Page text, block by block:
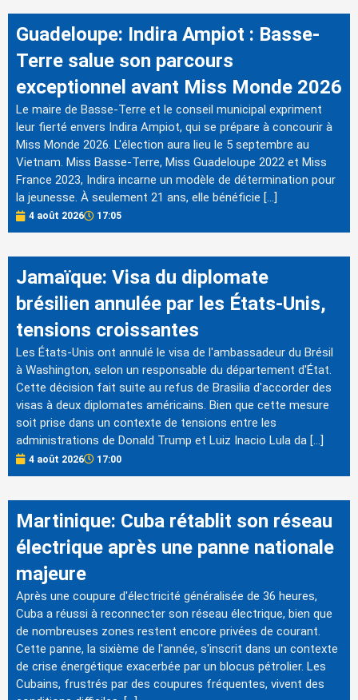
Guadeloupe: Indira Ampiot : Basse-
Terre salue son parcours
exceptionnel avant Miss Monde 2026
Le maire de Basse-Terre et le conseil municipal expriment
leur fierté envers Indira Ampiot, qui se prépare à concourir à
Miss Monde 2026. L'élection aura lieu le 5 septembre au
Vietnam. Miss Basse-Terre, Miss Guadeloupe 2022 et Miss
France 2023, Indira incarne un modèle de détermination pour
la jeunesse. À seulement 21 ans, elle bénéficie […]
4 août 2026 17:05
Jamaïque: Visa du diplomate
brésilien annulée par les États-Unis,
tensions croissantes
Les États-Unis ont annulé le visa de l'ambassadeur du Brésil
à Washington, selon un responsable du département d'État.
Cette décision fait suite au refus de Brasilia d'accorder des
visas à deux diplomates américains. Bien que cette mesure
soit prise dans un contexte de tensions entre les
administrations de Donald Trump et Luiz Inacio Lula da […]
4 août 2026 17:00
Martinique: Cuba rétablit son réseau
électrique après une panne nationale
majeure
Après une coupure d'électricité généralisée de 36 heures,
Cuba a réussi à reconnecter son réseau électrique, bien que
de nombreuses zones restent encore privées de courant.
Cette panne, la sixième de l'année, s'inscrit dans un contexte
de crise énergétique exacerbée par un blocus pétrolier. Les
Cubains, frustrés par des coupures fréquentes, vivent des